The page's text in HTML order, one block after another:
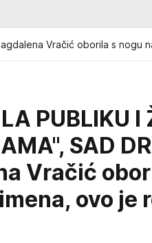
Vračić oborila s nogu
PUBLIKU I
SAD
Vračić
ovo je